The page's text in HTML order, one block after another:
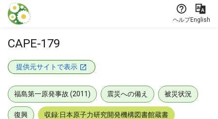
本文に飛ぶ
ヘルプEnglish
CAPE-179
提供元サイトで表示
福島第一原発事故 (2011) 震災への備え 被災状況
復興 収録:日本原子力研究開発機構図書館蔵書